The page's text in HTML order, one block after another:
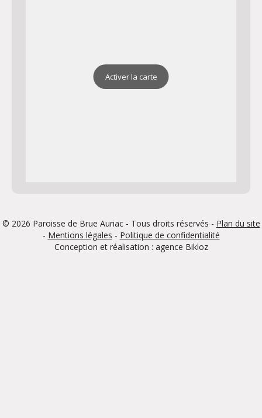
Activer la carte
© 2026 Paroisse de Brue Auriac - Tous droits réservés - Plan du site
- Mentions légales - Politique de confidentialité
Conception et réalisation : agence Bikloz